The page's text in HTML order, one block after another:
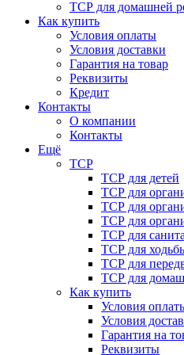
ТСР для домашней
Как купить
Условия оплаты
Условия доставки
Гарантия на товар
Реквизиты
Кредит
Контакты
О компании
Контакты
Ещё
ТСР
ТСР для детей
ТСР для
ТСР для
ТСР для
ТСР для
ТСР для
ТСР для
ТСР для
Как купить
Условия
Условия
Гарантия на
Реквизиты